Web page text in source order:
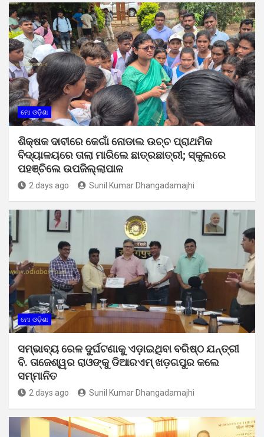
ମୋ ଓଡ଼ିଶା
ଶିକ୍ଷକ ଦାବୀରେ କେଗାଁ ନୋଡାଲ ଉଚ୍ଚ ପ୍ରାଥମିକ
ବିଦ୍ୟାଳୟରେ ତାଲା ମାରିଲେ ଛାତ୍ରଛାତ୍ରୀ; ସ୍କୁଲରେ
ପହଞ୍ଚିଲେ ଉପଜିଲ୍ଲାପାଳ
2 days ago Sunil Kumar Dhangadamajhi
ମୋ ଓଡ଼ିଶା
ସମ୍ଭାବ୍ୟ ରେଳ ଦୁର୍ଘଟଣାକୁ ଏଡ଼ାଇଥିବା ବରିଷ୍ଠ ଯନ୍ତ୍ରୀ
ବି. ତାଜେଶ୍ୱର ରାଓଙ୍କୁ ଡିଆରଏମ୍ ଖଡ଼ଗପୁର କଲେ
ସମ୍ମାନିତ
2 days ago Sunil Kumar Dhangadamajhi